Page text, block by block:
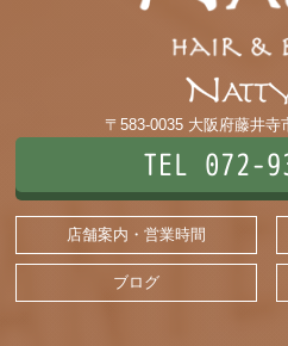
〒583-0035 大阪府藤井寺
TEL 072-
店舗案内・営業時間
ブログ